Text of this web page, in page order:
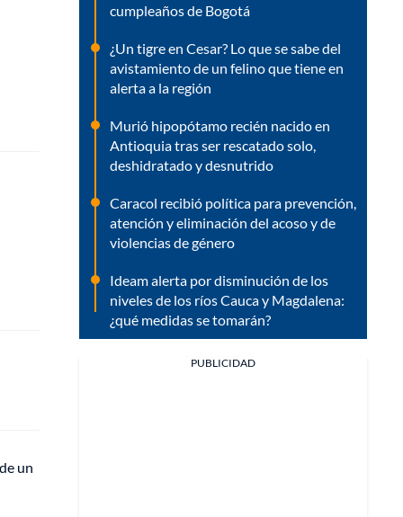
un
cumpleaños de Bogotá
¿Un tigre en Cesar? Lo que se sabe del
avistamiento de un felino que tiene en
alerta a la región
Murió hipopótamo recién nacido en
Antioquia tras ser rescatado solo,
deshidratado y desnutrido
Caracol recibió política para prevención,
atención y eliminación del acoso y de
violencias de género
Ideam alerta por disminución de los
niveles de los ríos Cauca y Magdalena:
¿qué medidas se tomarán?
PUBLICIDAD